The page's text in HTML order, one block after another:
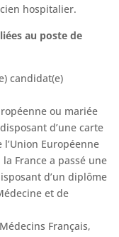
hospitalier.
au poste de
candidat(e)
ou mariée
d’une carte
Européenne
France a passé une
d’un diplôme
et de
Français,